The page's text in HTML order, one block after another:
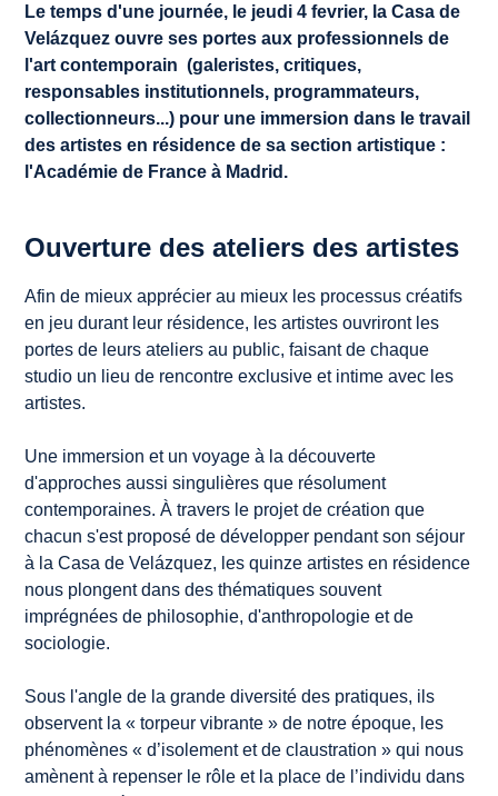
Le temps d'une journée, le jeudi 4 fevrier, la Casa de
Velázquez ouvre ses portes aux professionnels de
l'art contemporain (galeristes, critiques,
responsables institutionnels, programmateurs,
collectionneurs...) pour une immersion dans le travail
des artistes en résidence de sa section artistique :
l'Académie de France à Madrid.
Ouverture des ateliers des artistes
Afin de mieux apprécier au mieux les processus créatifs
en jeu durant leur résidence, les artistes ouvriront les
portes de leurs ateliers au public, faisant de chaque
studio un lieu de rencontre exclusive et intime avec les
artistes.
Une immersion et un voyage à la découverte
d'approches aussi singulières que résolument
contemporaines. À travers le projet de création que
chacun s'est proposé de développer pendant son séjour
à la Casa de Velázquez, les quinze artistes en résidence
nous plongent dans des thématiques souvent
imprégnées de philosophie, d'anthropologie et de
sociologie.
Sous l'angle de la grande diversité des pratiques, ils
observent la « torpeur vibrante » de notre époque, les
phénomènes « d’isolement et de claustration » qui nous
amènent à repenser le rôle et la place de l’individu dans